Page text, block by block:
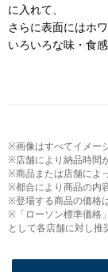
に入れて、
さらに表面にはホ
いろいろな味・食
※画像はすべてイメー
※店舗により納品時間
※商品または店舗によ
※都合により商品の内
※登場する商品の価格
※「ローソン標準価格
として各店舗に対し推